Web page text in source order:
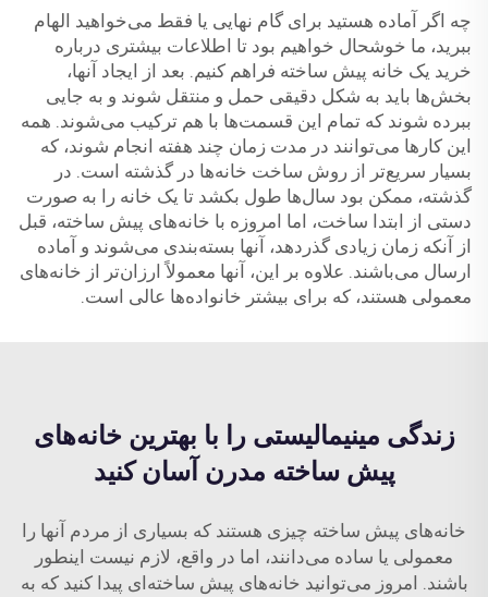
چه اگر آماده هستید برای گام نهایی یا فقط می‌خواهید الهام
ببرید، ما خوشحال خواهیم بود تا اطلاعات بیشتری درباره
خرید یک خانه پیش ساخته فراهم کنیم. بعد از ایجاد آنها،
بخش‌ها باید به شکل دقیقی حمل و منتقل شوند و به جایی
ببرده شوند که تمام این قسمت‌ها با هم ترکیب می‌شوند. همه
این کارها می‌توانند در مدت زمان چند هفته انجام شوند، که
بسیار سریع‌تر از روش ساخت خانه‌ها در گذشته است. در
گذشته، ممکن بود سال‌ها طول بکشد تا یک خانه را به صورت
دستی از ابتدا ساخت، اما امروزه با خانه‌های پیش ساخته، قبل
از آنکه زمان زیادی گذردهد، آنها بسته‌بندی می‌شوند و آماده
ارسال می‌باشند. علاوه بر این، آنها معمولاً ارزان‌تر از خانه‌های
معمولی هستند، که برای بیشتر خانواده‌ها عالی است.
زندگی مینیمالیستی را با بهترین خانه‌های
پیش ساخته مدرن آسان کنید
خانه‌های پیش ساخته چیزی هستند که بسیاری از مردم آنها را
معمولی یا ساده می‌دانند، اما در واقع، لازم نیست اینطور
باشند. امروز می‌توانید خانه‌های پیش ساخته‌ای پیدا کنید که به